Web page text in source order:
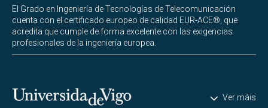
El Grado en Ingeniería de Tecnologías de Telecomunicación
cuenta con el certificado europeo de calidad EUR-ACE®, que
acredita que cumple de forma excelente con las exigencias
profesionales de la ingeniería europea.
Universidade de Vigo Ver máis